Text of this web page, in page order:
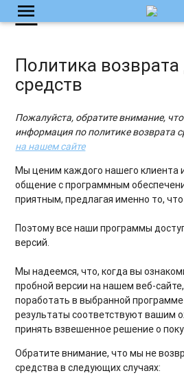
menu
Политика
средств
Пожалуйста, обратите внимание,
информация по политике возврата
на нашем сайте
Мы ценим каждого нашего клиента
общение с программным
приятным, предлагая именно то,
Поэтому все наши программы
версий.
Мы надеемся, что, когда вы
пробной версии на нашем веб-
поработать в выбранной программе
результаты соответствуют вашим
принять взвешенное решение о
Обратите внимание, что мы не
средства в следующих случаях: